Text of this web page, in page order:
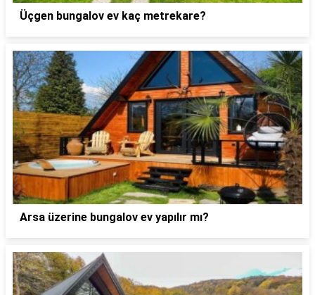
Üçgen bungalov ev kaç metrekare?
Arsa üzerine bungalov ev yapılır mı?